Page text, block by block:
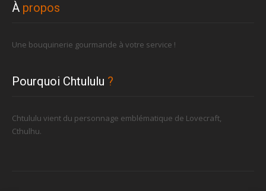
À propos
Une bouquinerie gourmande à votre service !
Pourquoi Chtululu ?
Chtululu vient du personnage emblématique de Lovecraft,
Cthulhu.